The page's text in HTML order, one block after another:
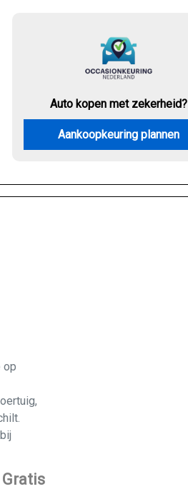
Auto kopen met zekerheid?
Aankoopkeuring plannen
op
voor
Gratis